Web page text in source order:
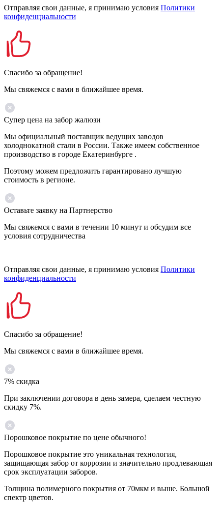
Отправляя свои данные, я принимаю условия Политики
конфиденциальности
Спасибо за обращение!
Мы свяжемся с вами в ближайшее время.
Супер цена на забор жалюзи
Мы официальный поставщик ведущих заводов
холоднокатной стали в России. Также имеем собственное
производство в городе Екатеринбурге .
Поэтому можем предложить гарантировано лучшую
стоимость в регионе.
Оставьте заявку на Партнерство
Мы свяжемся с вами в течении 10 минут и обсудим все
условия сотрудничества
Отправляя свои данные, я принимаю условия Политики
конфиденциальности
Спасибо за обращение!
Мы свяжемся с вами в ближайшее время.
7% скидка
При заключении договора в день замера, сделаем честную
скидку 7%.
Порошковое покрытие по цене обычного!
Порошковое покрытие это уникальная технология,
защищающая забор от коррозии и значительно продлевающая
срок эксплуатации заборов.
Толщина полимерного покрытия от 70мкм и выше. Большой
спектр цветов.